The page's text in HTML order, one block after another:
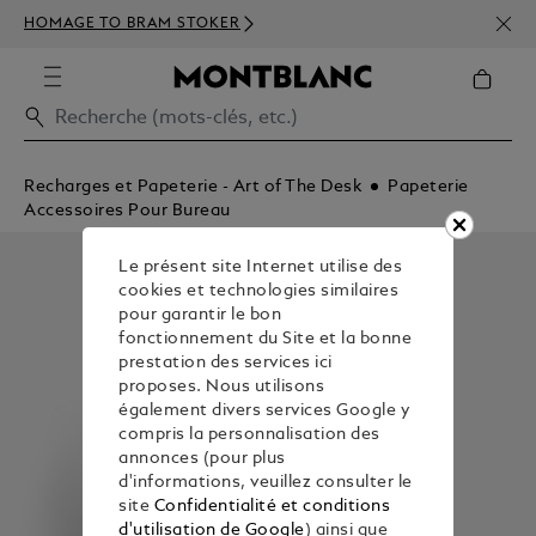
HOMAGE TO BRAM STOKER
350€
Recharges et Papeterie - Art of The Desk
Papeterie
Accessoires Pour Bureau
Le présent site Internet utilise des
cookies et technologies similaires
pour garantir le bon
fonctionnement du Site et la bonne
prestation des services ici
proposes. Nous utilisons
également divers services Google y
compris la personnalisation des
annonces (pour plus
d'informations, veuillez consulter le
site Confidentialité et conditions
d'utilisation de Google) ainsi que